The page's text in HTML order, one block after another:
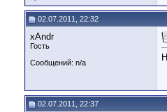
02.07.2011, 22:32
xAndr
Гость
Сообщений: n/a
02.07.2011, 22:37